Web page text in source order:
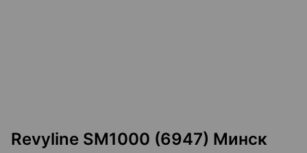
Revyline SM1000 (6947) Минск